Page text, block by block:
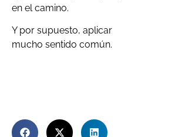
en el camino.
Y por supuesto, aplicar
mucho sentido común.